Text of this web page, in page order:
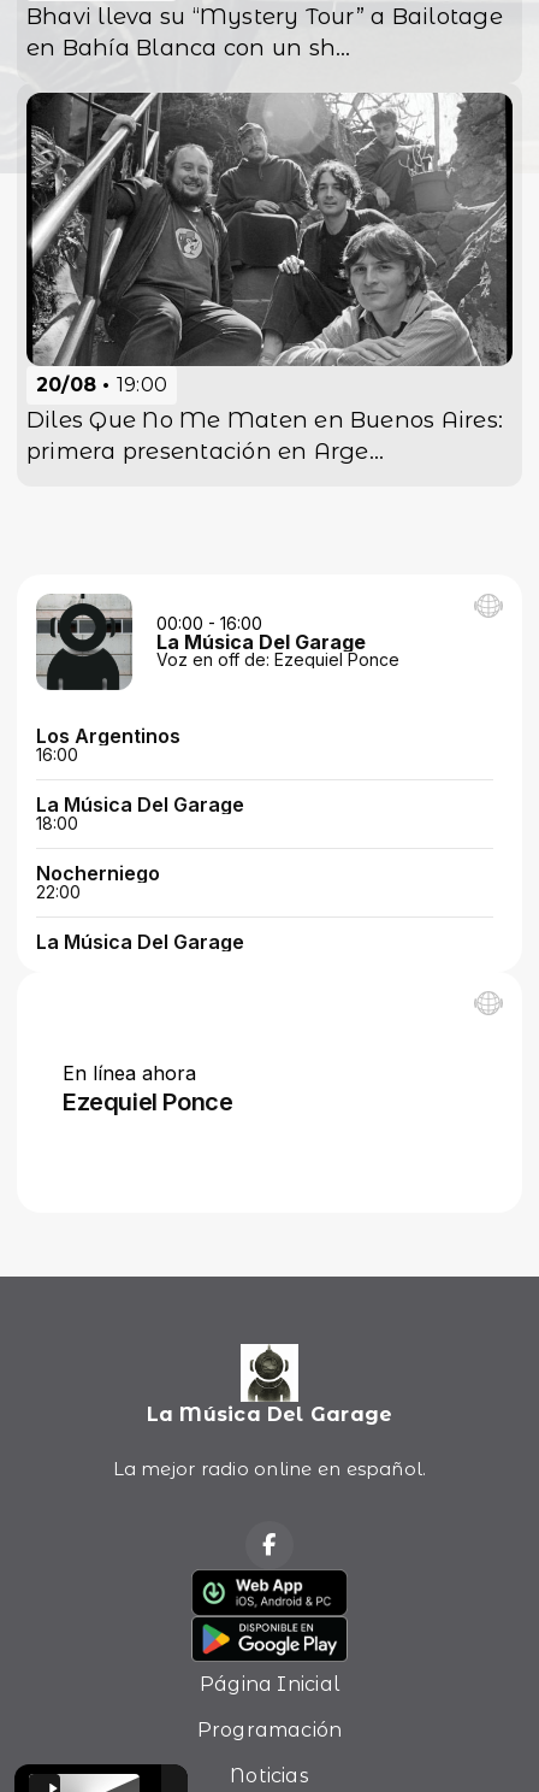
Bhavi lleva su “Mystery Tour” a Bailotage
en Bahía Blanca con un sh...
20/08 19:00
Diles Que No Me Maten en Buenos Aires:
primera presentación en Arge...
La Música Del Garage
La mejor radio online en español.
Página Inicial
Programación
Noticias